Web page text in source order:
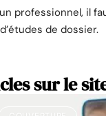
professionnel, il
de dossier.
sur le